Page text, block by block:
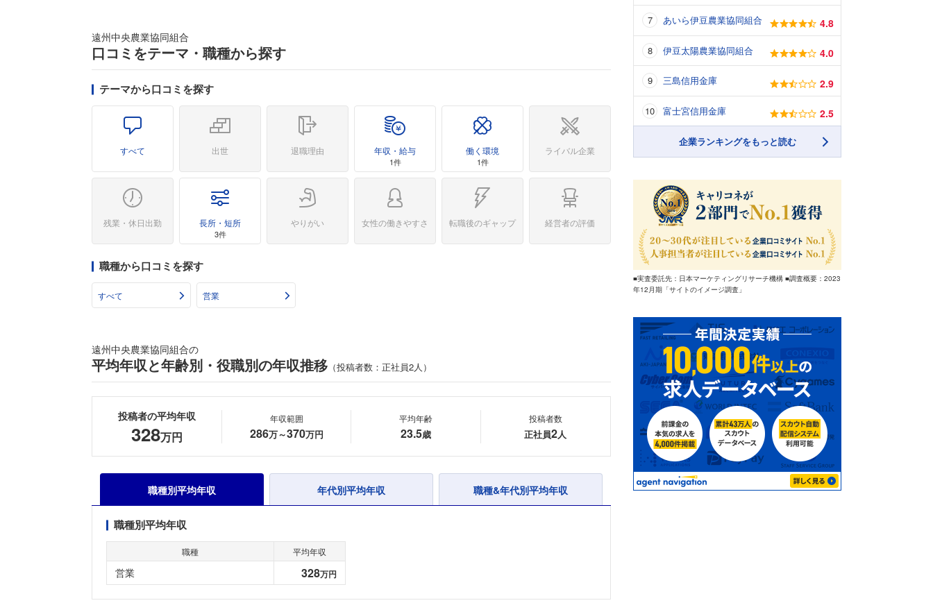
遠州中央農業協同組合
口コミをテーマ・職種から探す
テーマから口コミを探す
すべて 出世 退職理由 年収・給与
1件
働く環境
1件
ライバル企業
残業・休日出勤 長所・短所
3件
やりがい 女性の働きやすさ 転職後のギャップ 経営者の評価
職種から口コミを探す
すべて 営業
遠州中央農業協同組合の
平均年収と年齢別・役職別の年収推移 （投稿者数：正社員2人）
投稿者の平均年収
328万円
年収範囲
286万～370万円
平均年齢
23.5歳
投稿者数
正社員2人
職種別平均年収 年代別平均年収 職種&年代別平均年収
職種別平均年収
職種 平均年収
営業 328万円
あいら伊豆農業協同組合 4.8
伊豆太陽農業協同組合 4.0
三島信用金庫 2.9
富士宮信用金庫 2.5
企業ランキングをもっと読む
■実査委託先：日本マーケティングリサーチ機構 ■調査概要：2023
年12月期「サイトのイメージ調査」